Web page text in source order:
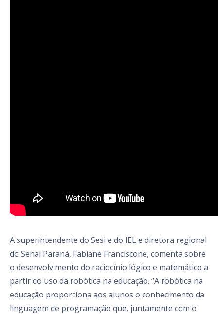
A superintendente do Sesi e do IEL e diretora regional
do Senai Paraná, Fabiane Franciscone, comenta sobre
o desenvolvimento do raciocínio lógico e matemático a
partir do uso da robótica na educação. “A robótica na
educação proporciona aos alunos o conhecimento da
linguagem de programação que, juntamente com o